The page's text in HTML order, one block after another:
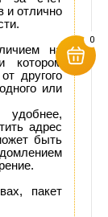
и отлично
на
котором
другого
или
адрес
быть
пакет
0